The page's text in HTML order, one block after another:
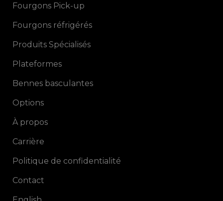
Fourgons Pick-up
Fourgons réfrigérés
Produits Spécialisés
Plateformes
Bennes basculantes
Options
À propos
Carrière
Politique de confidentialité
Contact